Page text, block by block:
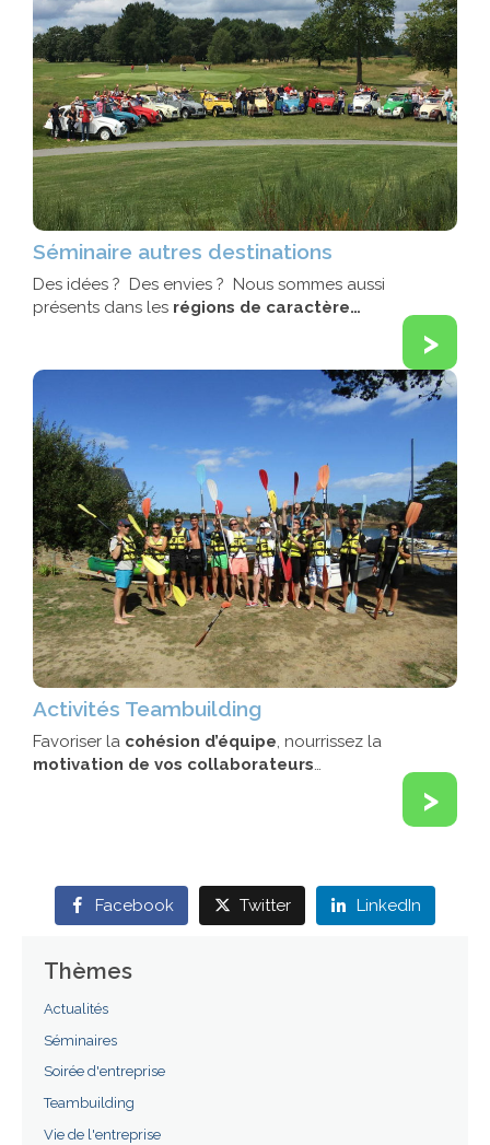
Séminaire autres destinations
Des idées ? Des envies ? Nous sommes aussi
présents dans les régions de caractère…
>
Activités Teambuilding
Favoriser la cohésion d’équipe , nourrissez la
motivation de vos collaborateurs
>
Facebook Twitter LinkedIn
Thèmes
Actualités
Séminaires
Soirée d'entreprise
Teambuilding
Vie de l'entreprise